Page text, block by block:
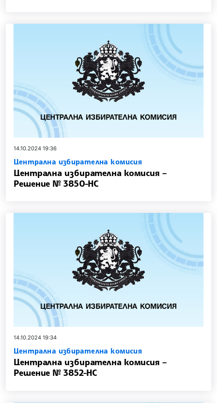
14.10.2024 19:36
Централна избирателна комисия
Централна избирателна комисия –
Решение № 3850-НС
14.10.2024 19:34
Централна избирателна комисия
Централна избирателна комисия –
Решение № 3852-НС